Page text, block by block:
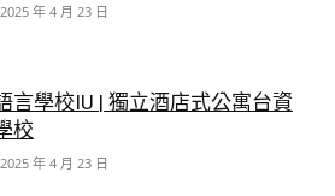
2025 年 4 月 23 日
言學校IU | 獨立酒店式公寓台資
校
2025 年 4 月 23 日